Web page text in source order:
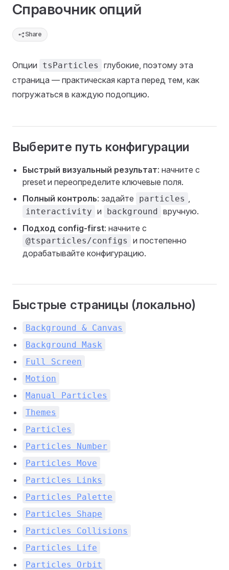
Справочник опций
Share
Опции tsParticles
глубокие, поэтому эта
страница — практическая карта перед тем, как
погружаться в каждую подопцию.
Выберите путь конфигурации
Быстрый визуальный результат: начните с
preset и переопределите ключевые поля.
Полный контроль: задайте particles
interactivity и background вручную.
Подход config-first: начните с
@tsparticles/configs
и постепенно
дорабатывайте конфигурацию.
Быстрые страницы (локально)
Background & Canvas
Background Mask
Full Screen
Motion
Manual Particles
Themes
Particles
Particles Number
Particles Move
Particles Links
Particles Palette
Particles Shape
Particles Collisions
Particles Life
Particles Orbit